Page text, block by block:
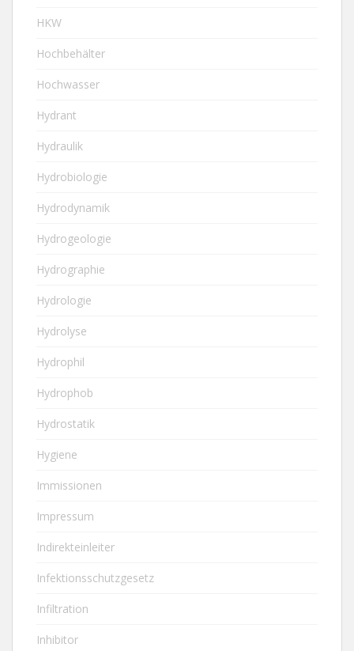
HKW
Hochbehälter
Hochwasser
Hydrant
Hydraulik
Hydrobiologie
Hydrodynamik
Hydrogeologie
Hydrographie
Hydrologie
Hydrolyse
Hydrophil
Hydrophob
Hydrostatik
Hygiene
Immissionen
Impressum
Indirekteinleiter
Infektionsschutzgesetz
Infiltration
Inhibitor